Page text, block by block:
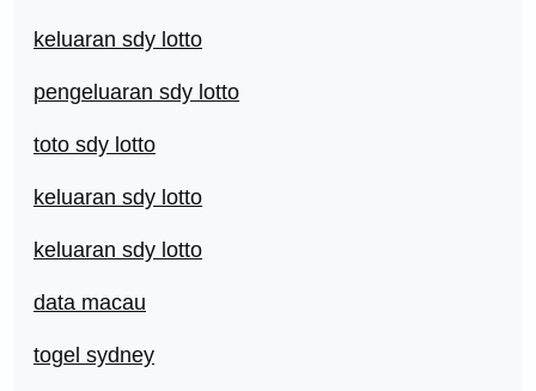
keluaran sdy lotto
pengeluaran sdy lotto
toto sdy lotto
keluaran sdy lotto
keluaran sdy lotto
data macau
togel sydney